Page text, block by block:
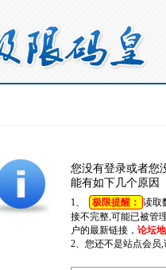
您没有登录或者您
能有如下几个原因
1、 极限提醒： 读取
接不完整,可能已被管
户的最新链接， 论坛
2、您还不是站点会员